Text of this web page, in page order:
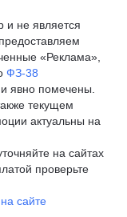
и не является
«Реклама»,
ФЗ-38
явно помечены.
текущем
актуальны на
на сайтах
проверьте
на сайте